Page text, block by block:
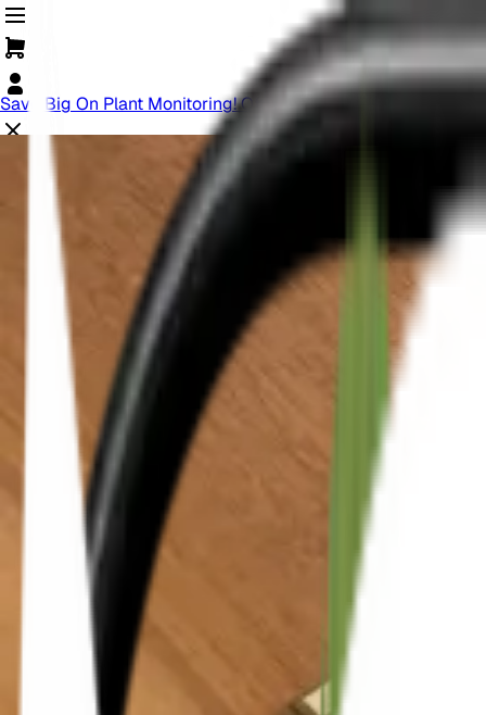
Save Big On Plant Monitoring! Offer Ends Soon.